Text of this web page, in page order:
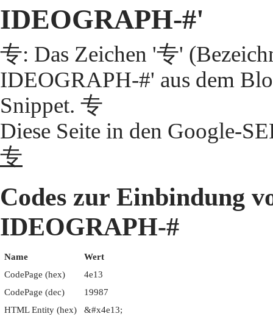
IDEOGRAPH-#'
专: Das Zeichen '专'
IDEOGRAPH-#' aus dem
Snippet. 专
Diese Seite in den Google-
专
Codes zur Einbindung
IDEOGRAPH-#
Name
Wert
CodePage (hex)
4e13
CodePage (dec)
19987
HTML Entity (hex)
&#x4e13;